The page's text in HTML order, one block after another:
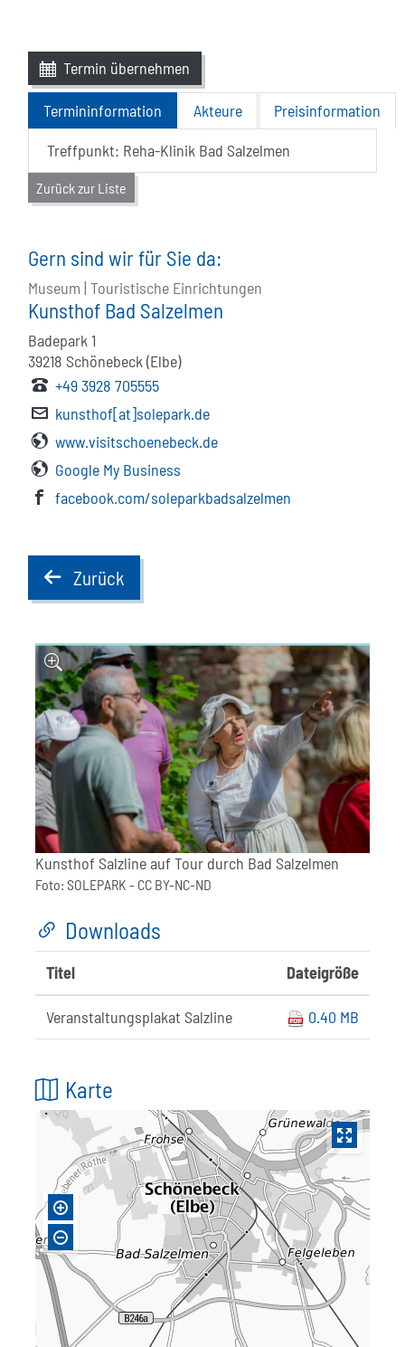
Termin übernehmen
Termininformation Akteure
Preisinformation
Treffpunkt: Reha-Klinik Bad Salzelmen
Zurück zur Liste
Gern sind wir für Sie da:
Museum | Touristische Einrichtungen
Kunsthof Bad Salzelmen
Badepark 1
39218 Schönebeck (Elbe)
+49 3928 705555
kunsthof[at]solepark.de
www.visitschoenebeck.de
Google My Business
facebook.com/soleparkbadsalzelmen
backZurück
Kunsthof Salzline auf Tour durch Bad Salzelmen
Foto: SOLEPARK - CC BY-NC-ND
Downloads
Titel Dateigröße
Veranstaltungsplakat Salzline 0.40 MB
Karte